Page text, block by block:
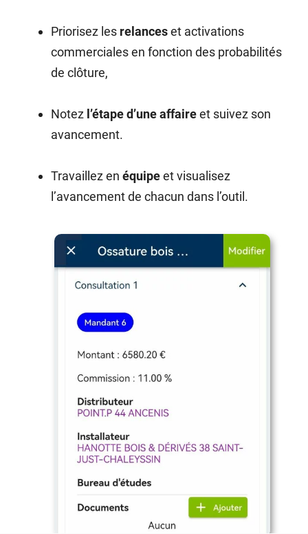
Priorisez les relanceset activations
commerciales en fonction des probabilités
de clôture,
Notez l’étape d’une affaireet suivez son
avancement.
Travaillez enéquipeet visualisez
l’avancement de chacun dans l’outil.